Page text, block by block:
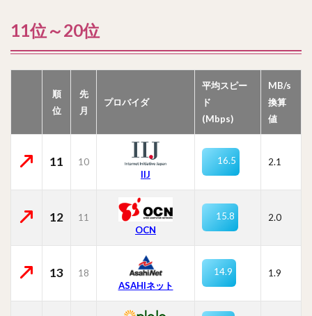
11位～20位
順
位
先
月
プロバイダ
平均スピー
ド
(Mbps)
MB/s
換算
値
11
10
IIJ
16.5 2.1
12
11
OCN
15.8 2.0
13
18
ASAHIネット
14.9 1.9